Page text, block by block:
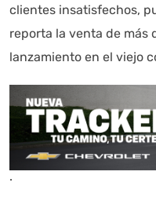
clientes insatisfechos,
reporta la venta de más
lanzamiento en el viejo
.